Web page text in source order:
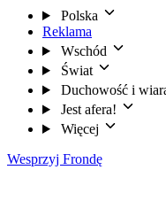
Polska
Reklama
Wschód
Świat
Duchowość i
Jest afera!
Więcej
Wesprzyj Frondę